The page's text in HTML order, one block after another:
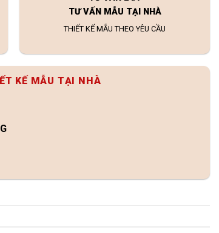
TƯ VẤN MẪU TẠI NHÀ
THIẾT KẾ MẪU THEO YÊU CẦU
KẾ MẪU TẠI NHÀ